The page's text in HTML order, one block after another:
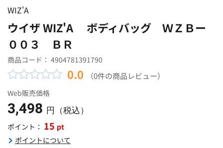
WIZ'A
ウイザ WIZ'A ボディバッグ ＷＺＢー
００３ ＢＲ
商品コード： 4904781391790
0.0 （0件の商品レビュー）
Web販売価格
3,498 円（税込）
ポイント： 15 pt
ポイントについて